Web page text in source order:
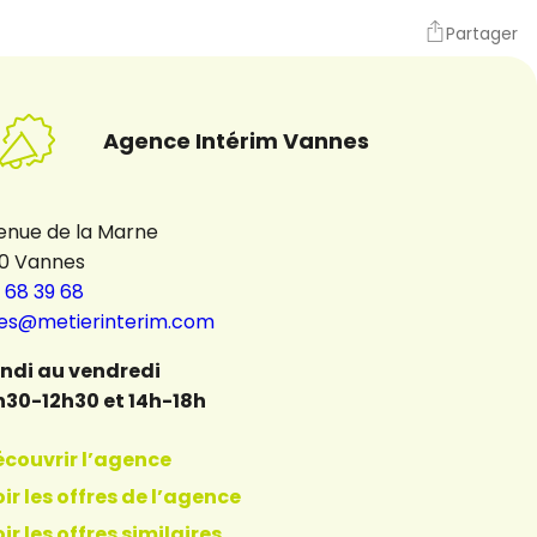
Partager
Agence Intérim Vannes
de la Marne
Vannes
68 39 68
au vendredi
12h30 et 14h-18h
l’agence
les offres de l’agence